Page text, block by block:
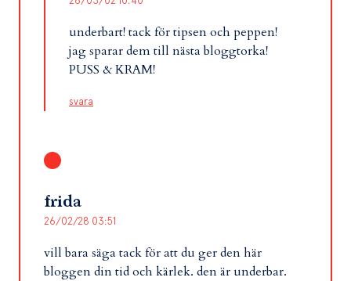
underbart! tack för tipsen och peppen!
jag sparar dem till nästa bloggtorka!
PUSS & KRAM!
svara
frida
26/02/28 03:51
vill bara säga tack för att du ger den här
bloggen din tid och kärlek. den är underbar.